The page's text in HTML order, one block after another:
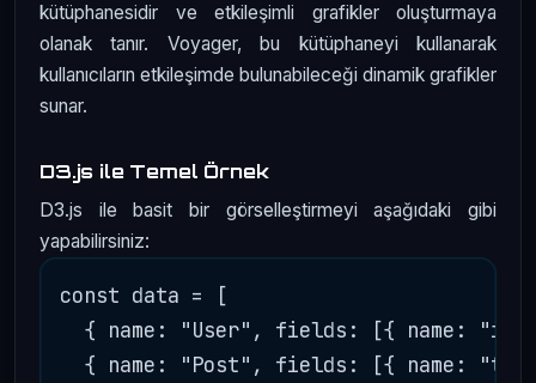
kütüphanesidir ve etkileşimli grafikler oluşturmaya
olanak tanır. Voyager, bu kütüphaneyi kullanarak
kullanıcıların etkileşimde bulunabileceği dinamik grafikler
sunar.
D3.js ile Temel Örnek
D3.js ile basit bir görselleştirmeyi aşağıdaki gibi
yapabilirsiniz:
const data = [
{ name: "User", fields: [{ name:
{ name: "Post", fields: [{ name: